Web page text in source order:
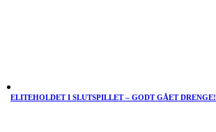
ELITEHOLDET I SLUTSPILLET – GODT GÅET DRENGE!